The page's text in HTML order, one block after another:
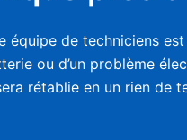
de techniciens
ou d’un problème
rétablie en un rien de